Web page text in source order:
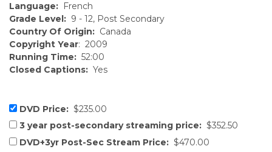
Language: French
Grade Level: 9 - 12, Post Secondary
Country Of Origin: Canada
Copyright Year: 2009
Running Time: 52:00
Closed Captions: Yes
DVD Price: $235.00
3 year post-secondary streaming price: $352.50
DVD+3yr Post-Sec Stream Price: $470.00